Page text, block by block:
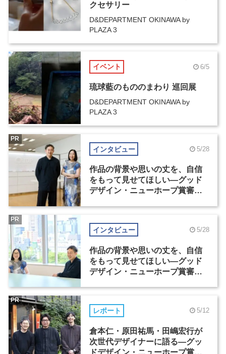
クセサリー
D&DEPARTMENT OKINAWA by
PLAZA 3
イベント 6/5
琉球藍のもののまわり 巡回展
D&DEPARTMENT OKINAWA by
PLAZA 3
インタビュー 5/28
作品の背景や思いの丈を、自信
をもって見せてほしい―グッド
デザイン・ニューホープ賞審査
PR
インタビュー 5/28
作品の背景や思いの丈を、自信
をもって見せてほしい―グッド
デザイン・ニューホープ賞審査
PR
レポート 5/12
倉本仁・原田祐馬・田嶋宏行が
次世代デザイナーに語る―グッ
ドデザイン・ニューホープ賞セ
PR